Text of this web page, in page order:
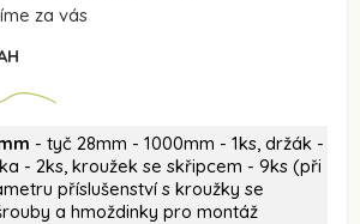
za vás
- tyč 28mm - 1000mm - 1ks, držák -
- 2ks, kroužek se skřipcem - 9ks (při
příslušenství s kroužky se
a hmoždinky pro montáž